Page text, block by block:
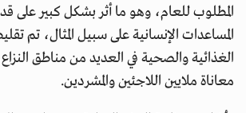
المطلوب للعام، وهو ما أثر بشكل كبير على
المساعدات الإنسانية على سبيل المثال، تم
الغذائية والصحية في العديد من مناطق
معاناة ملايين اللاجئين والمشردين.